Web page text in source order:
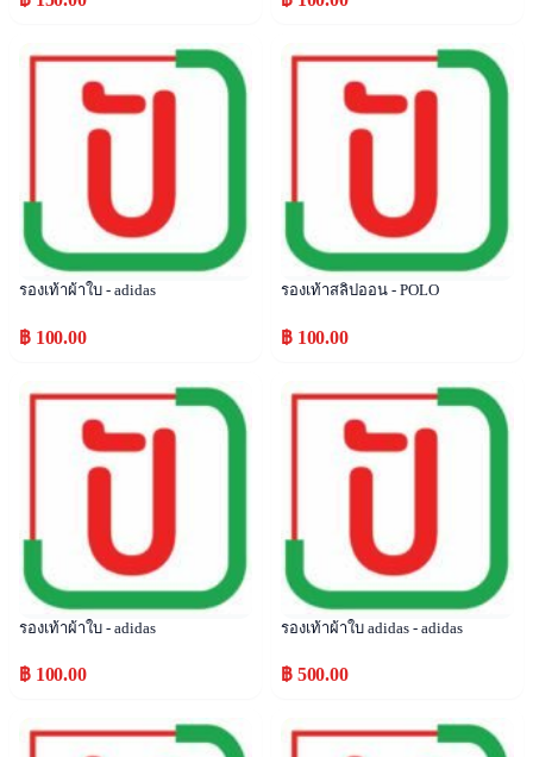
Popular
รองเท้าผ้าใบ - adidas
฿ 100.00
Popular
รองเท้าสลิปออน - POLO
฿ 100.00
Popular
รองเท้าผ้าใบ - adidas
฿ 100.00
Popular
รองเท้าผ้าใบ adidas - adidas
฿ 500.00
Popular Popular